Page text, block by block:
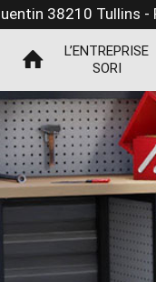
38210 Tullins -
L’ENTREPRISE
SORI